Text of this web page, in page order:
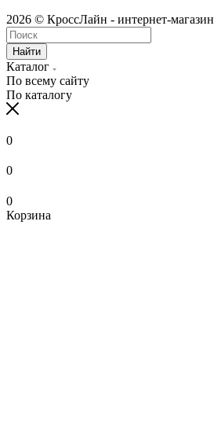
2026 © КроссЛайн - интернет-магазин
Найти
Каталог
По всему сайту
По каталогу
0
0
0
Корзина